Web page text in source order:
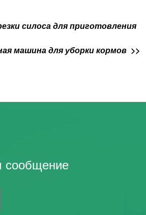
силоса для приготовления
машина для уборки кормов >>
сообщение